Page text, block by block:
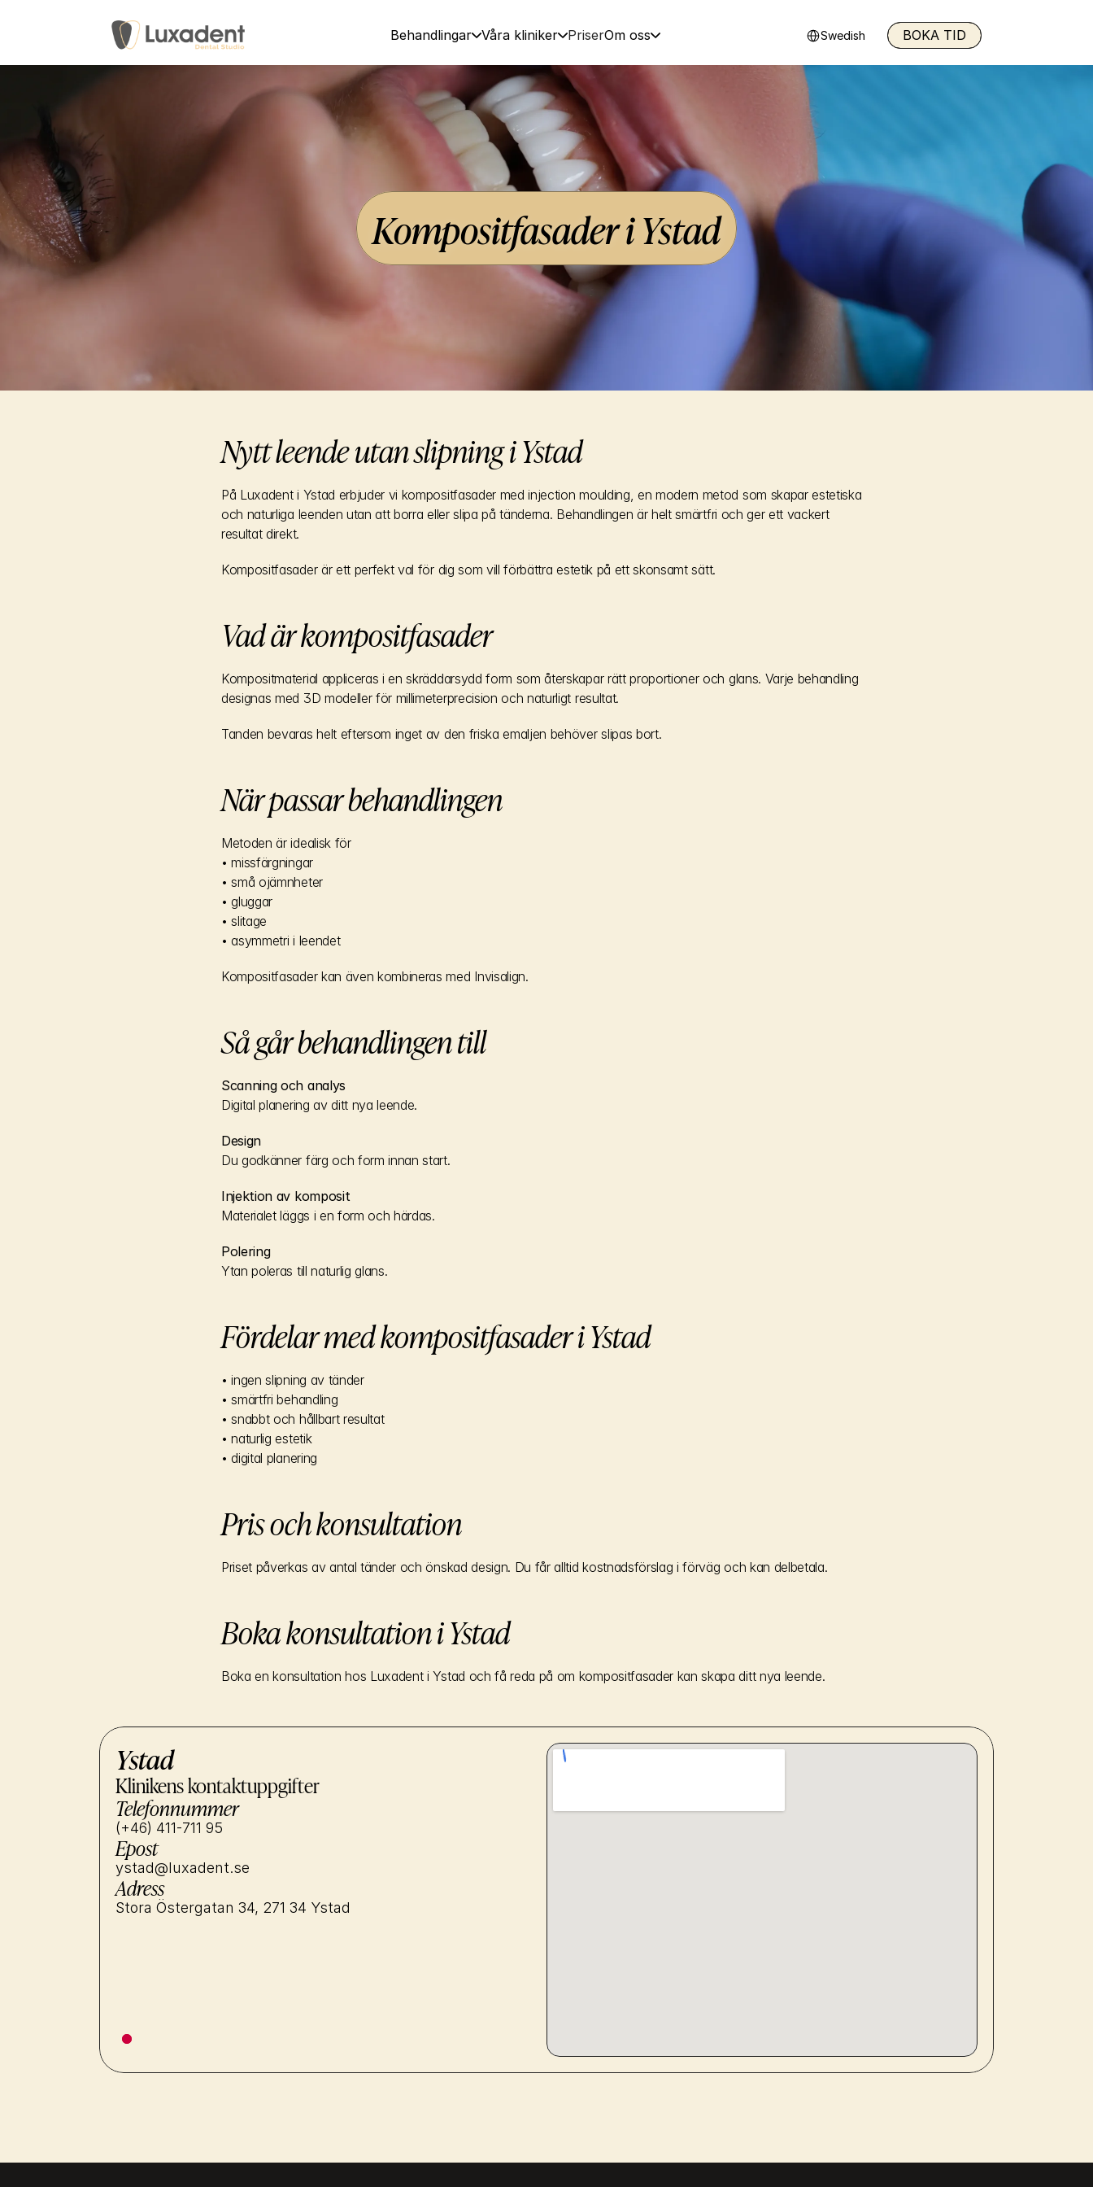
Kompositfasader i Ystad
Nytt leende utan slipning i Ystad
På Luxadent i Ystad erbjuder vi kompositfasader med injection moulding, en modern metod som skapar estetiska
och naturliga leenden utan att borra eller slipa på tänderna. Behandlingen är helt smärtfri och ger ett vackert
resultat direkt.
Kompositfasader är ett perfekt val för dig som vill förbättra estetik på ett skonsamt sätt.
Vad är kompositfasader
Kompositmaterial appliceras i en skräddarsydd form som återskapar rätt proportioner och glans. Varje behandling
designas med 3D modeller för millimeterprecision och naturligt resultat.
Tanden bevaras helt eftersom inget av den friska emaljen behöver slipas bort.
När passar behandlingen
Metoden är idealisk för
• missfärgningar
• små ojämnheter
• gluggar
• slitage
• asymmetri i leendet
Kompositfasader kan även kombineras med Invisalign.
Så går behandlingen till
Scanning och analys
Digital planering av ditt nya leende.
Design
Du godkänner färg och form innan start.
Injektion av komposit
Materialet läggs i en form och härdas.
Polering
Ytan poleras till naturlig glans.
Fördelar med kompositfasader i Ystad
• ingen slipning av tänder
• smärtfri behandling
• snabbt och hållbart resultat
• naturlig estetik
• digital planering
Pris och konsultation
Priset påverkas av antal tänder och önskad design. Du får alltid kostnadsförslag i förväg och kan delbetala.
Boka konsultation i Ystad
Boka en konsultation hos Luxadent i Ystad och få reda på om kompositfasader kan skapa ditt nya leende.
Ystad
Klinikens kontaktuppgifter
Telefonnummer
(+46) 411-711 95
Epost
ystad@luxadent.se
Adress
Stora Östergatan 34, 271 34 Ystad
Behandlingar Våra kliniker PriserOm oss Select Language
Swedish BOKA TID